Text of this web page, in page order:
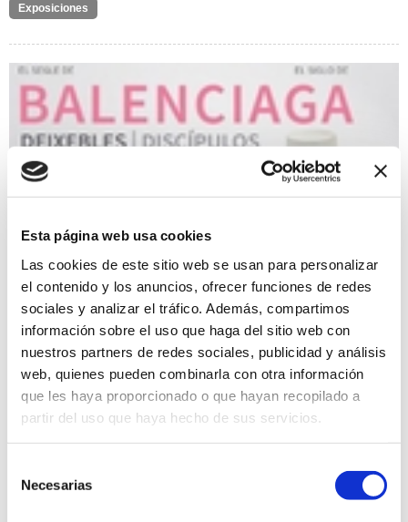
Esta página web usa cookies
Las cookies de este sitio web se usan para personalizar
el contenido y los anuncios, ofrecer funciones de redes
sociales y analizar el tráfico. Además, compartimos
información sobre el uso que haga del sitio web con
nuestros partners de redes sociales, publicidad y análisis
web, quienes pueden combinarla con otra información
que les haya proporcionado o que hayan recopilado a
partir del uso que haya hecho de sus servicios.
Necesarias
Exposiciones
El siglo de Balenciaga - Discípulos 1968-70s
01/07/2022 al 30/09/2022
Tras el cierre de las casas de París, Barcelona, Madrid y la de
San Sebastián, que fue la que mas tarde se cerró, en 1969,
muchos de sus colaboradores y personas que se habían
formado con él se lanzaron al mundo de la moda. Felisa
Irigoyen y José Luis Molina crearon la marca Felisa y José
fueron los grandes nombres del final de los 60 y la década
siguiente. Su amigo Hubert de Givenchy se dedicó a trasmitir